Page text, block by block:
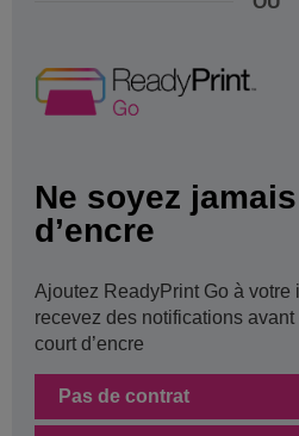
Ne soyez
d’encre
Ajoutez ReadyPrint Go à votre
recevez des notifications
court d’encre
Pas de contrat